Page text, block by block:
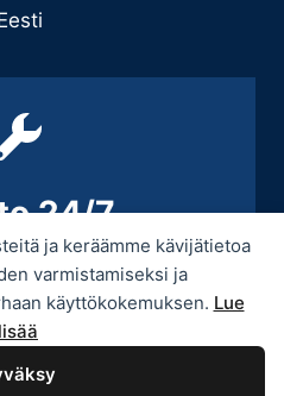
ja keräämme kävijätietoa
varmistamiseksi ja
käyttökokemuksen. Lue
lisää
24/7
/ +358 50 545 5664